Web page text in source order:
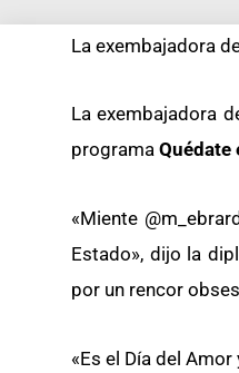
La exembajadora
La exembajadora
programa Quédate
«Miente
Estado», dijo la
por un rencor
«Es el Día del